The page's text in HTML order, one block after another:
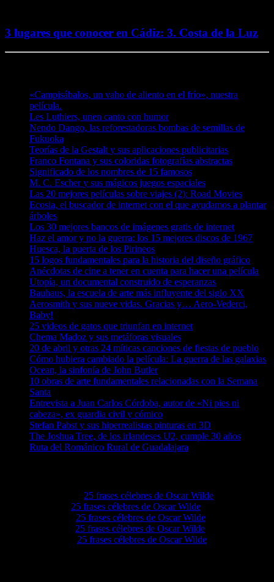
3 lugares que conocer en Cádiz: 3. Costa de la Luz
«Campisábalos, un vaho de aliento en el frío», nuestra
película.
Les Luthiers, unen canto con humor
Nendo Dango, las reforestadoras bombas de semillas de
Fukuoka
Teorías de la Gestalt y sus aplicaciones publicitarias
Franco Fontana y sus coloridas fotografías abstractas
Significado de los nombres de 15 famosos
M. C. Escher y sus mágicos juegos espaciales
Las 20 mejores películas sobre viajes (2): Road Movies
Ecosia, el buscador de internet con el que ayudamos a plantar
árboles
Los 30 mejores bancos de imágenes gratis de internet
Haz el amor y no la guerra: los 15 mejores discos de 1967
Huesca, la puerta de los Pirineos
15 logos fundamentales para la historia del diseño gráfico
Anécdotas de cine a tener en cuenta para hacer una película
Utopía, un documental construido de esperanzas
Bauhaus, la escuela de arte más influyente del siglo XX
Aerosmith y sus nueve vidas. Gracias y… Aero-Vederci,
Baby!
25 videos de gatos que triunfan en internet
Chema Madoz y sus metáforas visuales
20 de abril y otras 24 míticas canciones de fiestas de pueblo
Cómo hubiera cambiado la película: La guerra de las galaxias
Ocean, la sinfonía de John Butler
10 obras de arte fundamentales relacionadas con la Semana
Santa
Entrevista a Juan Carlos Córdoba, autor de «Ni pies ni
cabeza», ex guardia civil y cómico
Stefan Pabst y sus hiperrealistas pinturas en 3D
The Joshua Tree, de los irlandeses U2, cumple 30 años
Ruta del Románico Rural de Guadalajara
25 frases célebres de Oscar Wilde
25 frases célebres de Oscar Wilde
25 frases célebres de Oscar Wilde
25 frases célebres de Oscar Wilde
25 frases célebres de Oscar Wilde